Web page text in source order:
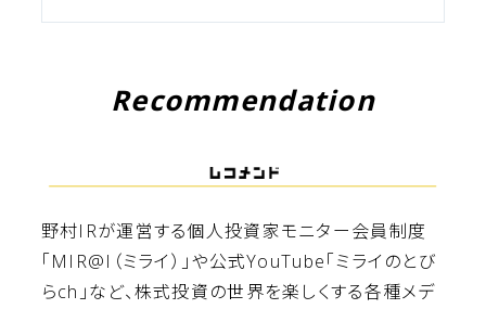
Recommendation
野村IRが運営する個人投資家モニター会員制度
「MIR@I（ミライ）」や公式YouTube「ミライのとび
らch」など、株式投資の世界を楽しくする各種メデ